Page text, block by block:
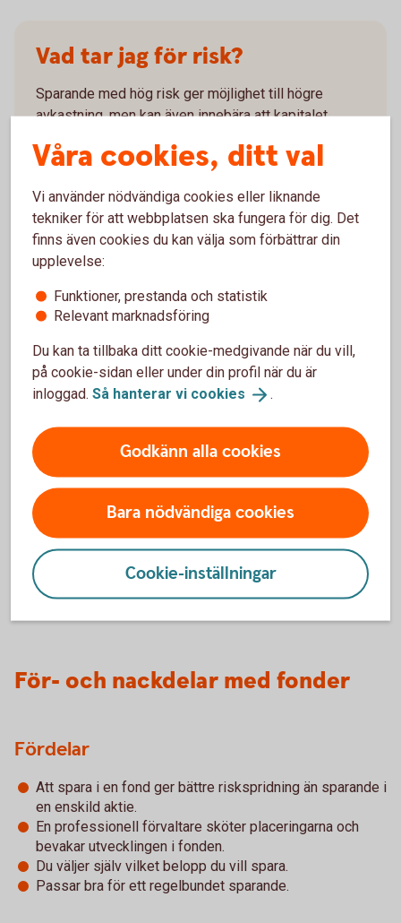
Vad tar jag för risk?
Sparande med hög risk ger möjlighet till högre
avkastning, men kan även innebära att kapitalet
lägre avkastning. Fondernas värde kan svänga upp
större svängningar. Det gör det svårare att förutsäga
vilket värde fonden kommer att ha i framtiden.
Risk medfondsparande
Vad påverkar avkastningen?
Kursutvecklingen för en fond följer
värdeutvecklingen i de underliggande finansiella
instrumenten. En aktiefonds kursutveckling beror på
hur underliggande aktier utvecklas. En räntefonds
utveckling beror på hur underliggande räntepapper
utvecklas. För fonder som har ett innehav noterade i
annan valuta än svenska kronor kommer även valutan
att påverka avkastningen.
För- och nackdelar med fonder
Fördelar
Att spara i en fond ger bättre riskspridning än sparande i
en enskild aktie.
En professionell förvaltare sköter placeringarna och
bevakar utvecklingen i fonden.
Du väljer själv vilket belopp du vill spara.
Passar bra för ett regelbundet sparande.
Våra cookies, ditt val
Vi använder nödvändiga cookies eller liknande
tekniker för att webbplatsen ska fungera för dig. Det
finns även cookies du kan välja som förbättrar din
upplevelse:
Funktioner, prestanda och statistik
Relevant marknadsföring
Du kan ta tillbaka ditt cookie-medgivande när du vill,
på cookie-sidan eller under din profil när du är
inloggad. Så hanterar vi cookies .
Godkänn alla cookies
Bara nödvändiga cookies
Cookie-inställningar